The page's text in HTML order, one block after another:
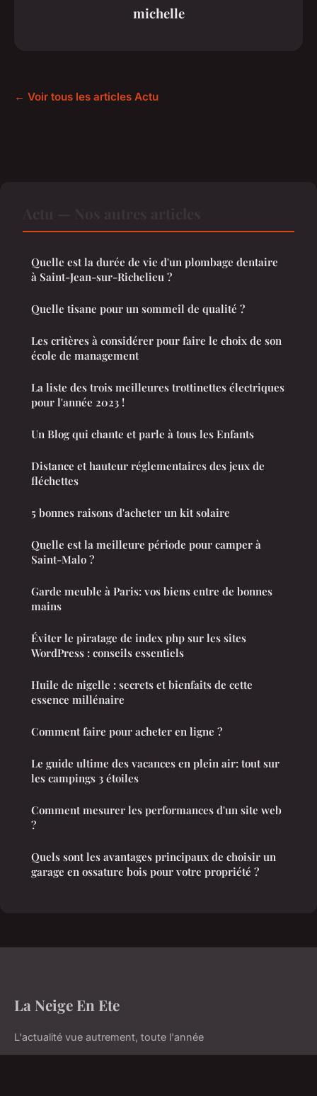
michelle
← Voir tous les articles Actu
Quelle est la durée de vie d'un plombage dentaire
à Saint-Jean-sur-Richelieu ?
Quelle tisane pour un sommeil de qualité ?
Les critères à considérer pour faire le choix de son
école de management
La liste des trois meilleures trottinettes électriques
pour l'année 2023 !
Un Blog qui chante et parle à tous les Enfants
Distance et hauteur réglementaires des jeux de
fléchettes
5 bonnes raisons d'acheter un kit solaire
Quelle est la meilleure période pour camper à
Saint-Malo ?
Garde meuble à Paris: vos biens entre de bonnes
mains
Éviter le piratage de index php sur les sites
WordPress : conseils essentiels
Huile de nigelle : secrets et bienfaits de cette
essence millénaire
Comment faire pour acheter en ligne ?
Le guide ultime des vacances en plein air: tout sur
les campings 3 étoiles
Comment mesurer les performances d'un site web
?
Quels sont les avantages principaux de choisir un
garage en ossature bois pour votre propriété ?
La Neige En Ete
L'actualité vue autrement, toute l'année